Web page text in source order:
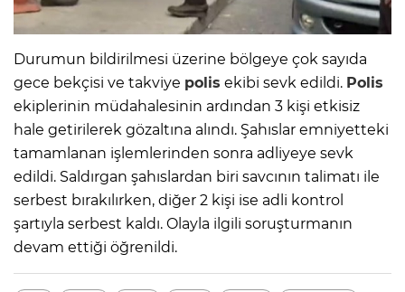
Durumun bildirilmesi üzerine bölgeye çok sayıda
gece bekçisi ve takviye polis ekibi sevk edildi. Polis
ekiplerinin müdahalesinin ardından 3 kişi etkisiz
hale getirilerek gözaltına alındı. Şahıslar emniyetteki
tamamlanan işlemlerinden sonra adliyeye sevk
edildi. Saldırgan şahıslardan biri savcının talimatı ile
serbest bırakılırken, diğer 2 kişi ise adli kontrol
şartıyla serbest kaldı. Olayla ilgili soruşturmanın
devam ettiği öğrenildi.